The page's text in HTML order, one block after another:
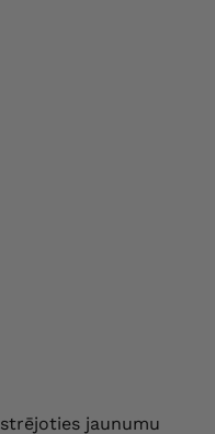
jaunumu